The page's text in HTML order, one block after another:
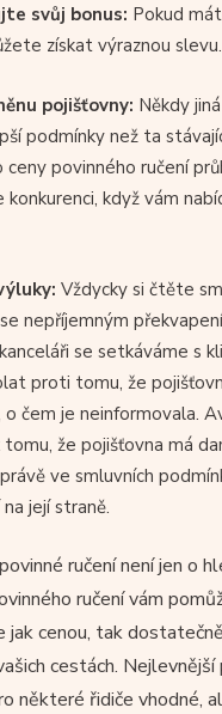
svůj bonus: Pokud
získat výraznou slevu.
pojišťovny: Někdy
podmínky než ta
ceny povinného ručení
konkurenci, když vám
Vždycky si čtěte
nepříjemným
se setkáváme s
proti tomu, že
o čem je neinformovala.
že pojišťovna má
ve smluvních
její straně.
ručení není jen o
ručení vám
jak cenou, tak
cestách. Nejlevnější
některé řidiče vhodné,